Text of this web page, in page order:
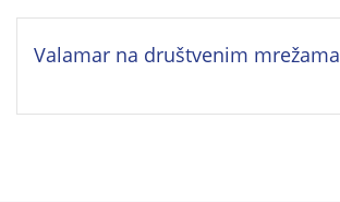
Valamar na društvenim mrežama